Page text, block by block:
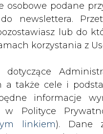
osobowe podane
newslettera.
lub do
korzystania z
dotyczące
a także cele i
informacje
w Polityce
linkiem). Dane
na inwestycje